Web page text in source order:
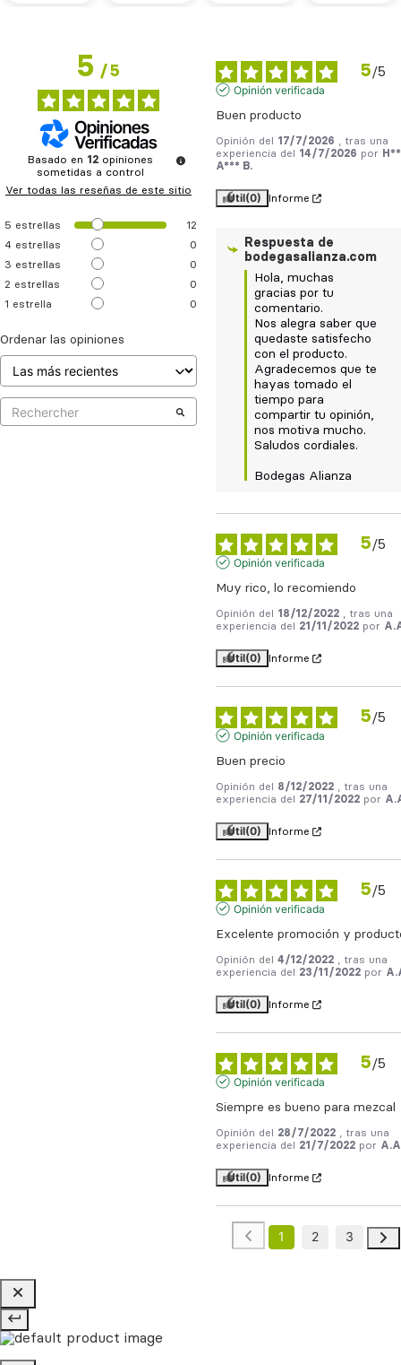
5/5
Basado en 12 opiniones
sometidas a control
Ver todas las reseñas de este sitio
5 estrellas
12
4 estrellas
0
3 estrellas
0
2 estrellas
0
1 estrella 0
Ordenar las opiniones
5/5
Opinión verificada
Buen producto
Opinión del 17/7/2026
, tras una
experiencia del
14/7/2026 por
A*** B.
Útil(0) Informe
Respuesta de
bodegasalianza.com
Hola, muchas
gracias por tu
comentario.
Nos alegra saber que
quedaste satisfecho
con el producto.
Agradecemos que te
hayas tomado el
tiempo para
compartir tu opinión,
nos motiva mucho.
Saludos cordiales.
Bodegas Alianza
5/5
Opinión verificada
Muy rico, lo recomiendo
Opinión del 18/12/2022
, tras una
experiencia del
21/11/2022 por
Útil(0) Informe
5/5
Opinión verificada
Buen precio
Opinión del 8/12/2022
, tras una
experiencia del
27/11/2022 por
Útil(0) Informe
5/5
Opinión verificada
Excelente promoción y
Opinión del 4/12/2022
, tras una
experiencia del
23/11/2022 por
Útil(0) Informe
5/5
Opinión verificada
Siempre es bueno para mezcal
Opinión del 28/7/2022
, tras una
experiencia del
21/7/2022 por
Útil(0) Informe
1 2 3